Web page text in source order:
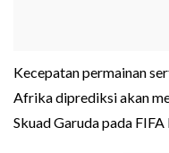
Kecepatan permainan
Afrika diprediksi akan
Skuad Garuda pada